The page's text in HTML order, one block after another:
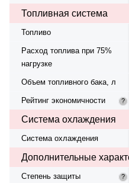
Топливная система
Топливо
Расход топлива при 75%
нагрузке
Объем топливного бака, л
Рейтинг экономичности
?
Система охлаждения
Система охлаждения
Дополнительные
Степень защиты ?